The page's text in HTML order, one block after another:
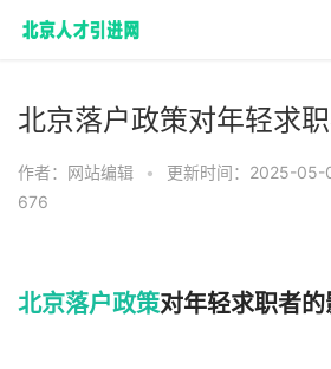
北京落户政策对年轻求
作者：网站编辑 • 更新时间：2025-
676
北京落户政策对年轻求职者的